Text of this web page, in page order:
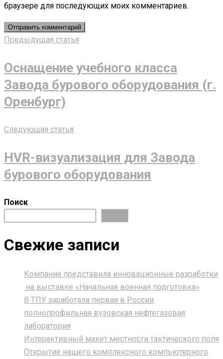
браузере для последующих моих комментариев.
Предыдущая статья
Оснащение учебного класса
Завода бурового оборудования (г.
Оренбург)
Следующая статья
НVR-визуализация для Завода
бурового оборудования
Поиск
Свежие записи
Компания представила инновационные разработки
на выставке «Начальная военная подготовка»
В ТПУ заработала первая в России
полнопрофильная вузовская нефтегазовая
лаборатория
Интерактивный макет местности тактического поля
Открытие нашего комплексного компьютерного